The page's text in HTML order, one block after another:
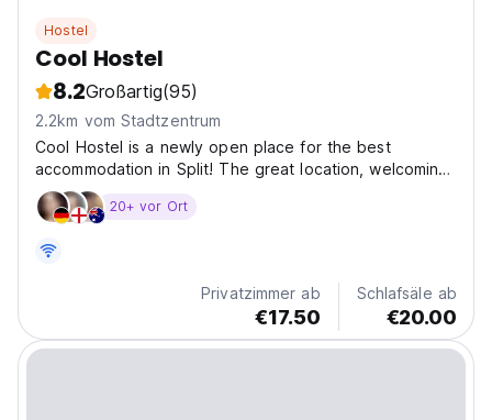
Hostel
Cool Hostel
8.2Großartig(95)
2.2km vom Stadtzentrum
Cool Hostel is a newly open place for the best
accommodation in Split! The great location, welcoming
staff, and modern design with communal spaces are
perfect for connecting with other travelers, sharing
from...
20+ vor Ort
Privatzimmer ab
€17.50
Schlafsäle ab
€20.00